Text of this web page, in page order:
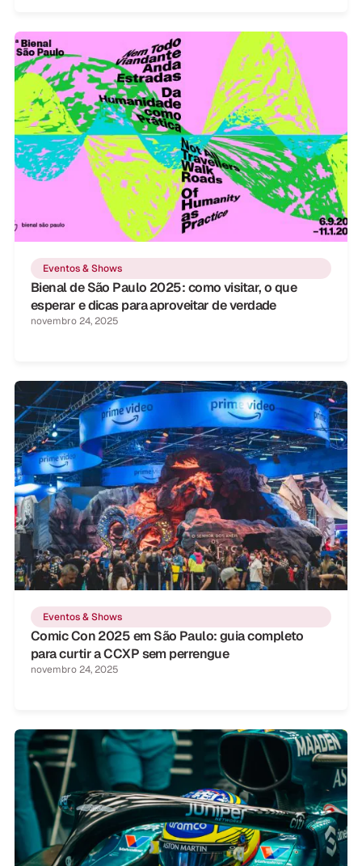
Eventos & Shows
Bienal de São Paulo 2025: como visitar, o que
esperar e dicas para aproveitar de verdade
novembro 24, 2025
Eventos & Shows
Comic Con 2025 em São Paulo: guia completo
para curtir a CCXP sem perrengue
novembro 24, 2025